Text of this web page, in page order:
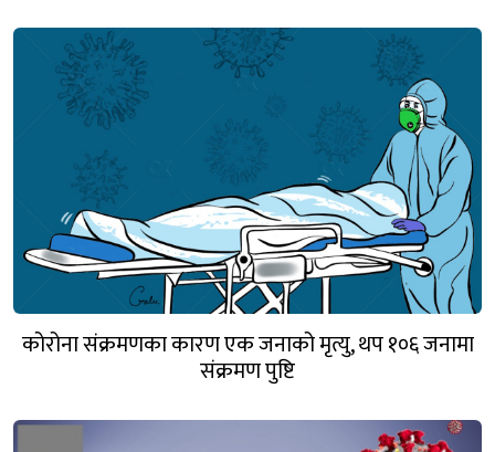
कोरोना संक्रमणका कारण एक जनाको मृत्यु, थप १०६ जनामा
संक्रमण पुष्टि